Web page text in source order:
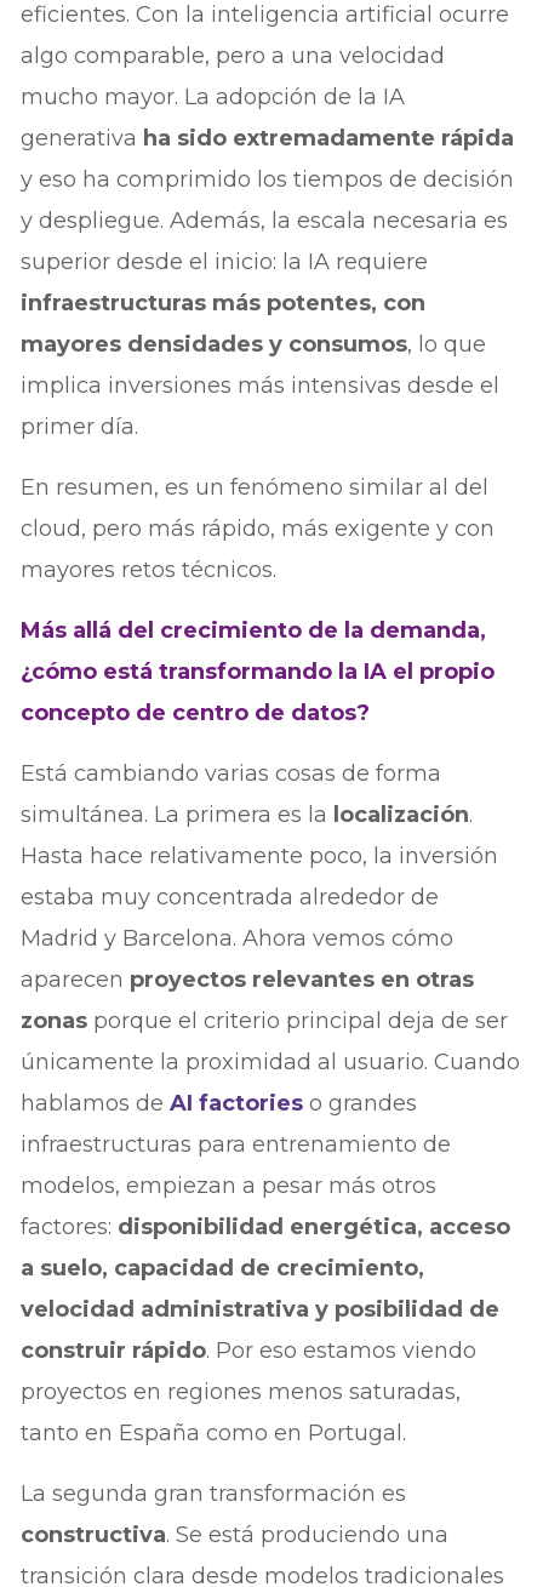
eficientes. Con la inteligencia artificial ocurre
algo comparable, pero a una velocidad
mucho mayor. La adopción de la IA
generativa ha sido extremadamente rápida
y eso ha comprimido los tiempos de decisión
y despliegue. Además, la escala necesaria es
superior desde el inicio: la IA requiere
infraestructuras más potentes, con
mayores densidades y consumos, lo que
implica inversiones más intensivas desde el
primer día.
En resumen, es un fenómeno similar al del
cloud, pero más rápido, más exigente y con
mayores retos técnicos.
Más allá del crecimiento de la demanda,
¿cómo está transformando la IA el propio
concepto de centro de datos?
Está cambiando varias cosas de forma
simultánea. La primera es la localización.
Hasta hace relativamente poco, la inversión
estaba muy concentrada alrededor de
Madrid y Barcelona. Ahora vemos cómo
aparecen proyectos relevantes en otras
zonas porque el criterio principal deja de ser
únicamente la proximidad al usuario. Cuando
hablamos deAI factorieso grandes
infraestructuras para entrenamiento de
modelos, empiezan a pesar más otros
factores: disponibilidad energética, acceso
a suelo, capacidad de crecimiento,
velocidad administrativa y posibilidad de
construir rápido. Por eso estamos viendo
proyectos en regiones menos saturadas,
tanto en España como en Portugal.
La segunda gran transformación es
constructiva. Se está produciendo una
transición clara desde modelos tradicionales